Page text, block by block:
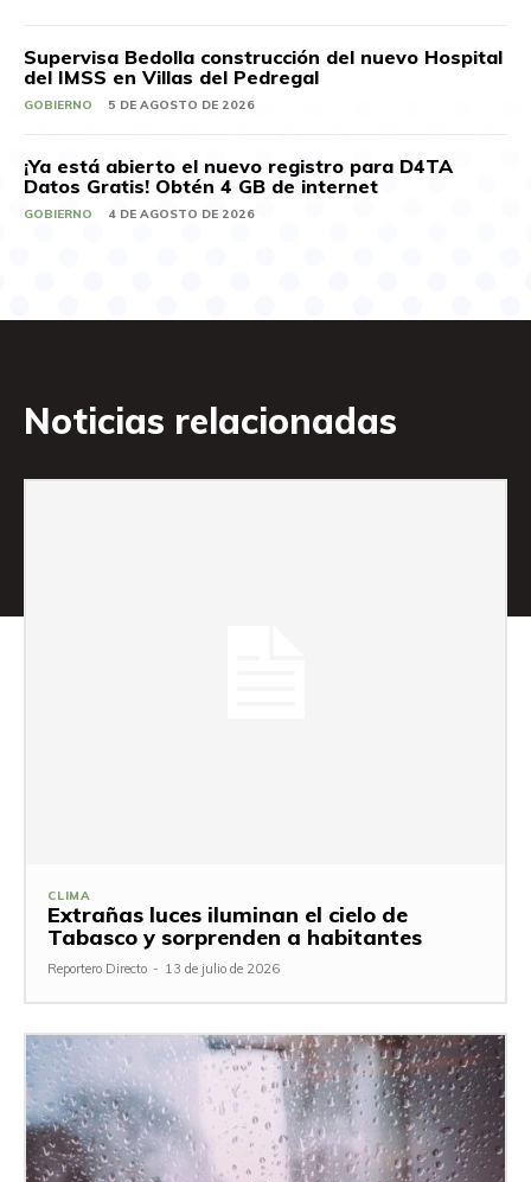
Supervisa Bedolla construcción del nuevo Hospital
del IMSS en Villas del Pedregal
GOBIERNO 5 DE AGOSTO DE 2026
¡Ya está abierto el nuevo registro para D4TA
Datos Gratis! Obtén 4 GB de internet
GOBIERNO 4 DE AGOSTO DE 2026
Noticias relacionadas
CLIMA
Extrañas luces iluminan el cielo de
Tabasco y sorprenden a habitantes
Reportero Directo - 13 de julio de 2026